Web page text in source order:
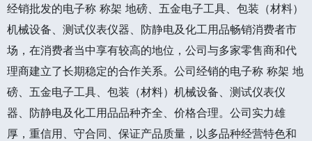
经销批发的电子称 称架 地磅、五金电子工具、包装（材料）
机械设备、测试仪表仪器、防静电及化工用品畅销消费者市
场，在消费者当中享有较高的地位，公司与多家零售商和代
理商建立了长期稳定的合作关系。公司经销的电子称 称架 地
磅、五金电子工具、包装（材料）机械设备、测试仪表仪
器、防静电及化工用品品种齐全、价格合理。公司实力雄
厚，重信用、守合同、保证产品质量，以多品种经营特色和